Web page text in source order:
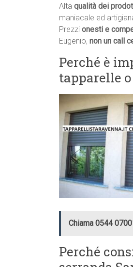
Alta qualità dei
maniacale ed
Prezzi onesti e
Eugenio, non un call
Perché è
tapparelle
Chiama 0544
Perché